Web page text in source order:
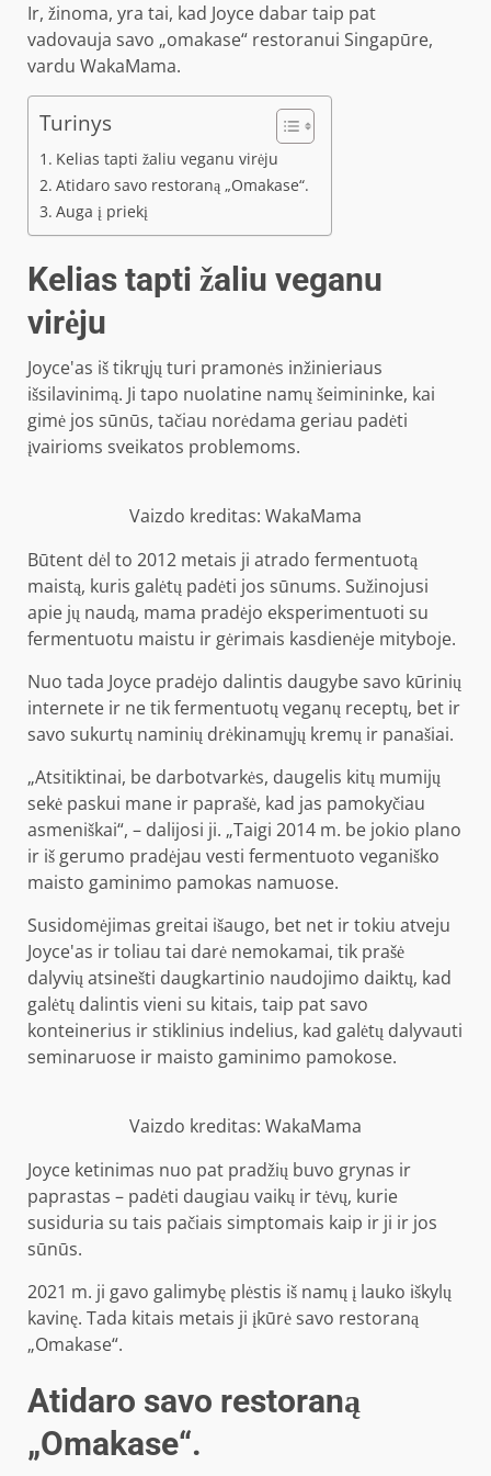
Ir, žinoma, yra tai, kad Joyce dabar taip pat
vadovauja savo „omakase“ restoranui Singapūre,
vardu WakaMama.
Turinys
Kelias tapti žaliu veganu virėju
Atidaro savo restoraną „Omakase“.
Auga į priekį
Kelias tapti žaliu veganu
virėju
Joyce'as iš tikrųjų turi pramonės inžinieriaus
išsilavinimą. Ji tapo nuolatine namų šeimininke, kai
gimė jos sūnūs, tačiau norėdama geriau padėti
įvairioms sveikatos problemoms.
Vaizdo kreditas: WakaMama
Būtent dėl ​​to 2012 metais ji atrado fermentuotą
maistą, kuris galėtų padėti jos sūnums. Sužinojusi
apie jų naudą, mama pradėjo eksperimentuoti su
fermentuotu maistu ir gėrimais kasdienėje mityboje.
Nuo tada Joyce pradėjo dalintis daugybe savo kūrinių
internete ir ne tik fermentuotų veganų receptų, bet ir
savo sukurtų naminių drėkinamųjų kremų ir panašiai.
„Atsitiktinai, be darbotvarkės, daugelis kitų mumijų
sekė paskui mane ir paprašė, kad jas pamokyčiau
asmeniškai“, – dalijosi ji. „Taigi 2014 m. be jokio plano
ir iš gerumo pradėjau vesti fermentuoto veganiško
maisto gaminimo pamokas namuose.
Susidomėjimas greitai išaugo, bet net ir tokiu atveju
Joyce'as ir toliau tai darė nemokamai, tik prašė
dalyvių atsinešti daugkartinio naudojimo daiktų, kad
galėtų dalintis vieni su kitais, taip pat savo
konteinerius ir stiklinius indelius, kad galėtų dalyvauti
seminaruose ir maisto gaminimo pamokose.
Vaizdo kreditas: WakaMama
Joyce ketinimas nuo pat pradžių buvo grynas ir
paprastas – padėti daugiau vaikų ir tėvų, kurie
susiduria su tais pačiais simptomais kaip ir ji ir jos
sūnūs.
2021 m. ji gavo galimybę plėstis iš namų į lauko iškylų ​​
kavinę. Tada kitais metais ji įkūrė savo restoraną
„Omakase“.
Atidaro savo restoraną
„Omakase“.